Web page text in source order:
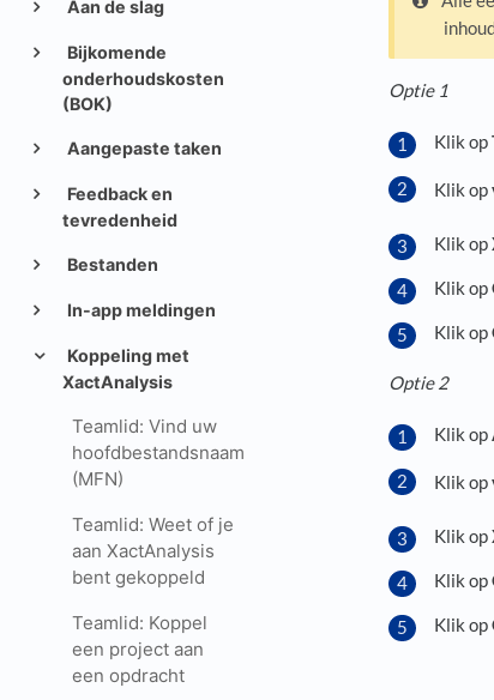
Aan de slag
Bijkomende
onderhoudskosten
(BOK)
Aangepaste taken
Feedback en
tevredenheid
Bestanden
In-app meldingen
Koppeling met
XactAnalysis
Teamlid: Vind uw
hoofdbestandsnaam
(MFN)
Teamlid: Weet of je
aan XactAnalysis
bent gekoppeld
Teamlid: Koppel
een project aan
een opdracht
Optie 1
Klik op
Klik op
Klik op
Klik op
Klik op
Optie 2
Klik op
Klik op
Klik op
Klik op
Klik op